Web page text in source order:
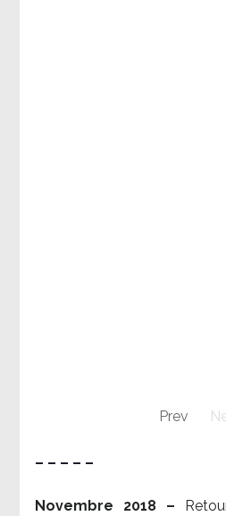
Prev
– – – – –
Novembre 2018 –